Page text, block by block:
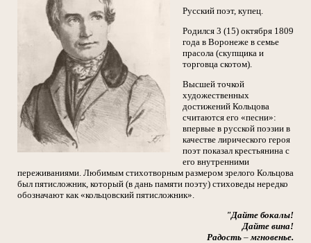
Русский поэт, купец.
Родился 3 (15) октября 1809
года в Воронеже в семье
прасола (скупщика и
торговца скотом).
Высшей точкой
художественных
достижений Кольцова
считаются его «песни»:
впервые в русской поэзии в
качестве лирического героя
поэт показал крестьянина с
его внутренними
переживаниями. Любимым стихотворным размером зрелого Кольцова
был пятисложник, который (в дань памяти поэту) стиховеды нередко
обозначают как «кольцовский пятисложник».
"Дайте бокалы!
Дайте вина!
Радость –мгновенье.